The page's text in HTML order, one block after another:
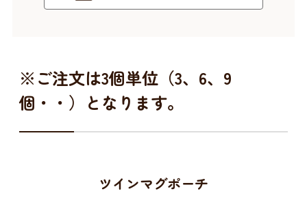
※ご注文は3個単位（3、6、9
個・・）となります。
ツインマグポーチ